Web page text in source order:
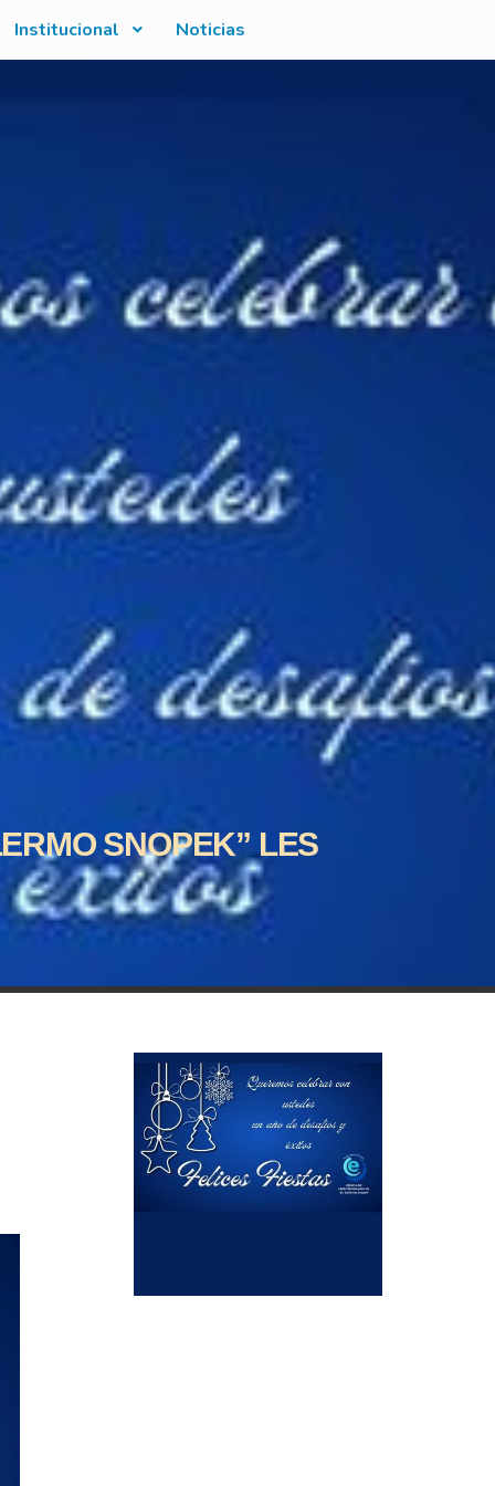
Institucional Noticias
SNOPEK” LES